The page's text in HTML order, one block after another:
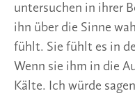
untersuchen in ihrer
ihn über die Sinne
fühlt. Sie fühlt es in
Wenn sie ihm in die
Kälte. Ich würde